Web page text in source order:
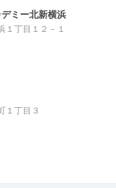
ミー北新横浜
１丁目１２－１
１丁目３